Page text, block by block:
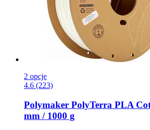
2 opcje
4.6 (223)
Polymaker PolyTerra PLA
mm / 1000 g